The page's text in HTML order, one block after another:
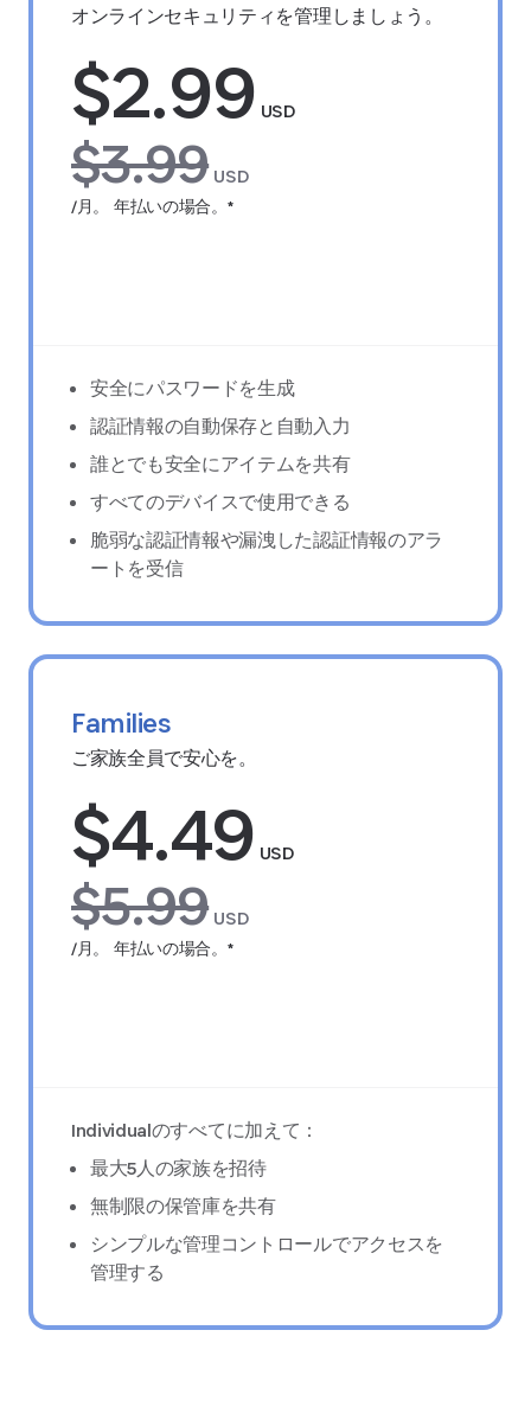
オンラインセキュリティを管理しましょう。
$2.99 USD
$3.99 USD
/月。 年払いの場合。*
安全にパスワードを生成
認証情報の自動保存と自動入力
誰とでも安全にアイテムを共有
すべてのデバイスで使用できる
脆弱な認証情報や漏洩した認証情報のアラ
ートを受信
Families
ご家族全員で安心を。
$4.49 USD
$5.99 USD
/月。 年払いの場合。*
Individualのすべてに加えて：
最大5人の家族を招待
無制限の保管庫を共有
シンプルな管理コントロールでアクセスを
管理する